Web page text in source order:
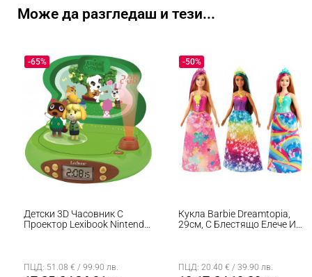
Може да разгледаш и тези...
Детски 3D Часовник С
Проектор Lexibook Nintendo
-65%
ПЦД: 51.08 € / 99.90 лв.
Кукла Barbie Dreamtopia,
29см, С Блестящо Елече И
-50%
ПЦД: 20.40 € / 39.90 лв.